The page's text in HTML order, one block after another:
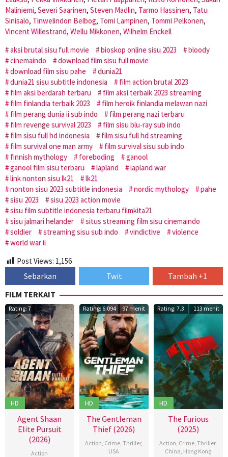
Maliniemi, Severi Saarinen, Steven Madlin, Tarmo Hassinen, Tatu
Sinisalo, Tinwelindon Belbog, Tomi Lampinen, Tommi Pelkonen,
Vincent Willestrand, Wellu Mikkonen, Wilhelm Enckell
aksi brutal sisu full movie
bioskop online sisu 2023
bloody
cinemaindo
download film sisu full movie
download film sisu pahe
dunia21
dunia21 sisu subtitle indonesia
film action brutal 2023
film aksi berdarah terbaru
film aksi terbaik 2023 streaming
film finlandia terbaik 2023
film heroik finlandia melawan nazi
film perang dunia ii sub indo
film perang nazi terbaru
film revenge survival 2023
film sisu blu-ray sub indo
film sisu full hd indonesia
film sisu full hd streaming
film survival one man army
film survival sisu sub indo
finnish mythology
foreboding
ganool
ganool film sisu terbaru
lapland
lapland war
link nonton sisu lk21
lk21
nonton sisu 2023 subtitle indonesia
nordic mythology
pahe
sisu 2023
sisu 2023 action movie
sisu film subtitle indonesia terbaru filmkita21
sisu jalmari helander
situs streaming film sisu cinemaindo
soldier
streaming sisu sub indo vindictive
violence
world war ii
Post Views: 1,156
Sebarkan Twit
Tambah +1
FILM TERKAIT
Rating: 7
HD
Agent Shaan
Elite Pursuit
(2026)
Action
Rating: 6.094 97 menit
HD
The Gentleman
Thief (2026)
Action, Crime,Thriller,
USA
Rating: 7.3 113 menit
HD
The Furious
(2025)
Action, Crime,Thriller,
China, Hong Kong